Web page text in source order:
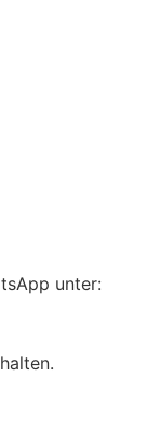
unter: